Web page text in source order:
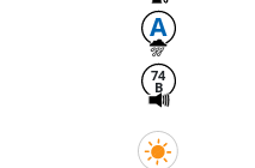
A
74
B